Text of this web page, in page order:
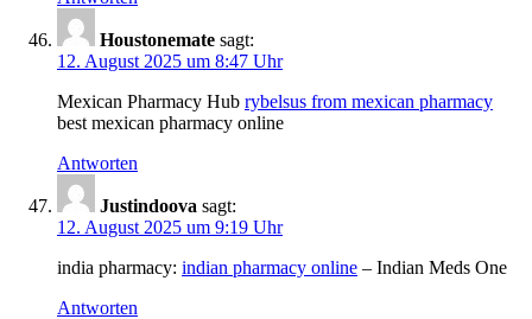
Houstonemate sagt:
12. August 2025 um 8:47 Uhr
Mexican Pharmacy Hub rybelsus from mexican pharmacy
best mexican pharmacy online
Antworten
Justindoova sagt:
12. August 2025 um 9:19 Uhr
india pharmacy: indian pharmacy online – Indian Meds One
Antworten